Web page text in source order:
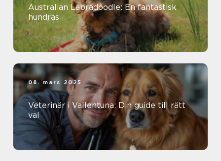
Australian Labradoodle: En fantastisk
hundras
08. mars 2025
Veterinär i Vallentuna: Din guide till rätt
val